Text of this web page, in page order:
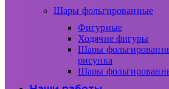
Шары фольгированные
Фигурные
Ходячие фигуры
Шары
рисунка
Шары